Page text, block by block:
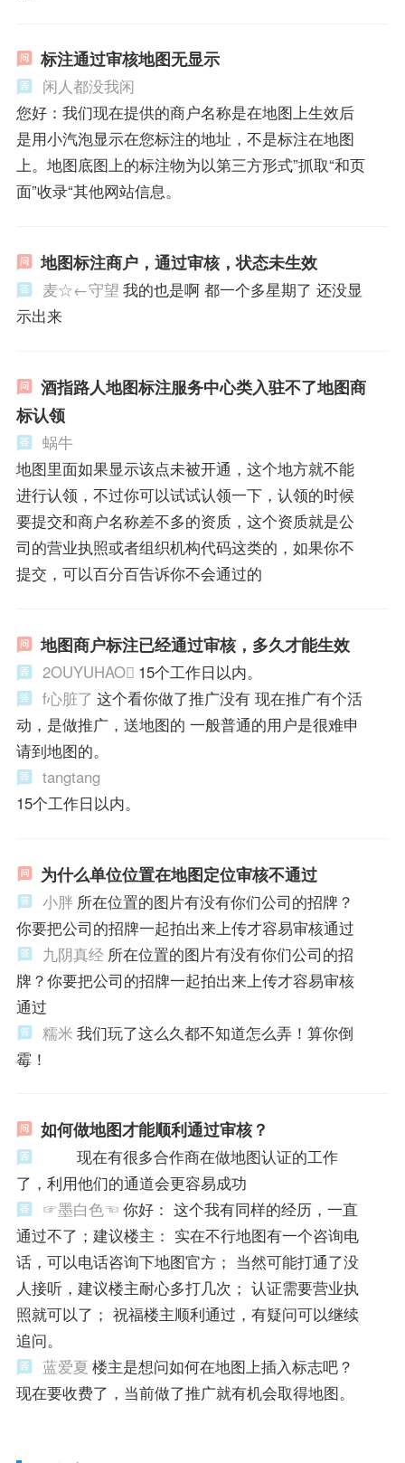
标注通过审核地图无显示
闲人都没我闲
您好：我们现在提供的商户名称是在地图上生效后
是用小汽泡显示在您标注的地址，不是标注在地图
上。地图底图上的标注物为以第三方形式”抓取“和页
面”收录“其他网站信息。
地图标注商户，通过审核，状态未生效
麦☆←守望 我的也是啊 都一个多星期了 还没显
示出来
酒指路人地图标注服务中心类入驻不了地图商
标认领
蜗牛
地图里面如果显示该点未被开通，这个地方就不能
进行认领，不过你可以试试认领一下，认领的时候
要提交和商户名称差不多的资质，这个资质就是公
司的营业执照或者组织机构代码这类的，如果你不
提交，可以百分百告诉你不会通过的
地图商户标注已经通过审核，多久才能生效
2OUYUHAO 15个工作日以内。
f心脏了 这个看你做了推广没有 现在推广有个活
动，是做推广，送地图的 一般普通的用户是很难申
请到地图的。
tangtang
15个工作日以内。
为什么单位位置在地图定位审核不通过
小胖 所在位置的图片有没有你们公司的招牌？
你要把公司的招牌一起拍出来上传才容易审核通过
九阴真经 所在位置的图片有没有你们公司的招
牌？你要把公司的招牌一起拍出来上传才容易审核
通过
糯米 我们玩了这么久都不知道怎么弄！算你倒
霉！
如何做地图才能顺利通过审核？
现在有很多合作商在做地图认证的工作
了，利用他们的通道会更容易成功
☞墨白色☜ 你好： 这个我有同样的经历，一直
通过不了；建议楼主： 实在不行地图有一个咨询电
话，可以电话咨询下地图官方； 当然可能打通了没
人接听，建议楼主耐心多打几次； 认证需要营业执
照就可以了； 祝福楼主顺利通过，有疑问可以继续
追问。
蓝爱夏 楼主是想问如何在地图上插入标志吧？
现在要收费了，当前做了推广就有机会取得地图。